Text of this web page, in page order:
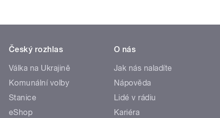
Český rozhlas
Válka na Ukrajině
Komunální volby
Stanice
eShop
O nás
Jak nás naladíte
Nápověda
Lidé v rádiu
Kariéra